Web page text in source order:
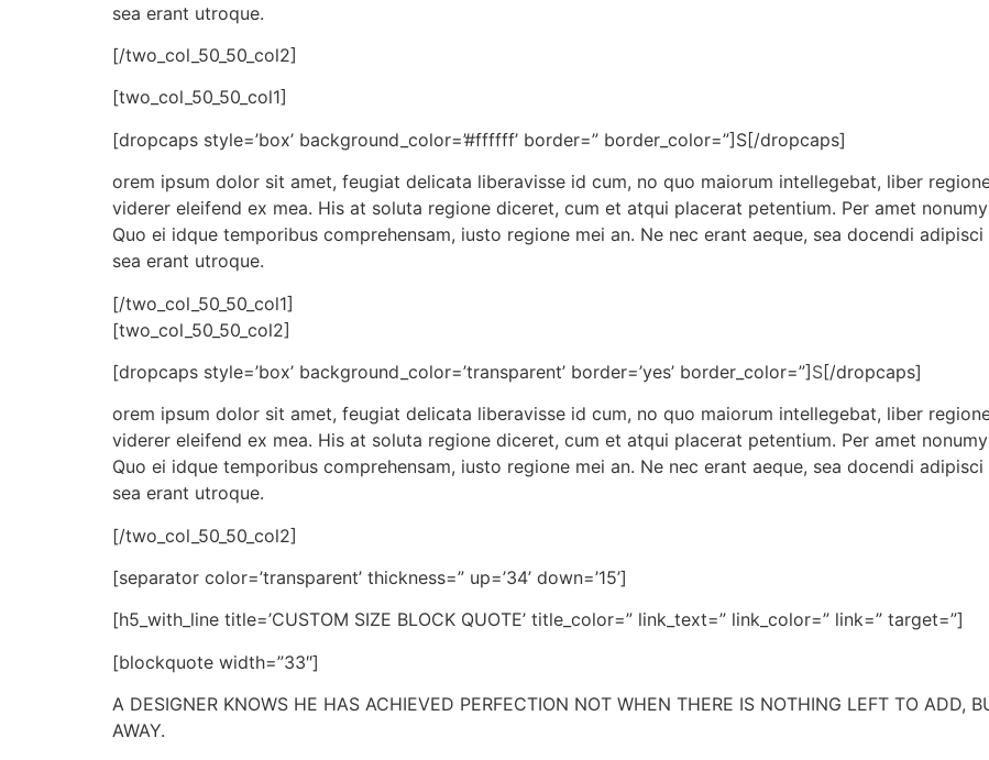
sea erant utroque.
[/two_col_50_50_col2]
[two_col_50_50_col1]
[dropcaps style=’box’ background_color=’#ffffff’ border=” border_color=”]S[/dropcaps]
orem ipsum dolor sit amet, feugiat delicata liberavisse id cum, no quo maiorum intellegebat, liber
viderer eleifend ex mea. His at soluta regione diceret, cum et atqui placerat petentium. Per amet
Quo ei idque temporibus comprehensam, iusto regione mei an. Ne nec erant aeque, sea docendi
sea erant utroque.
[/two_col_50_50_col1]
[two_col_50_50_col2]
[dropcaps style=’box’ background_color=’transparent’ border=’yes’ border_color=”]S[/dropcaps]
orem ipsum dolor sit amet, feugiat delicata liberavisse id cum, no quo maiorum intellegebat, liber
viderer eleifend ex mea. His at soluta regione diceret, cum et atqui placerat petentium. Per amet
Quo ei idque temporibus comprehensam, iusto regione mei an. Ne nec erant aeque, sea docendi
sea erant utroque.
[/two_col_50_50_col2]
[separator color=’transparent’ thickness=” up=’34’ down=’15’]
[h5_with_line title=’CUSTOM SIZE BLOCK QUOTE’ title_color=” link_text=” link_color=” link=” target=”]
[blockquote width=”33″]
A DESIGNER KNOWS HE HAS ACHIEVED PERFECTION NOT WHEN THERE IS NOTHING LEFT TO ADD,
AWAY.